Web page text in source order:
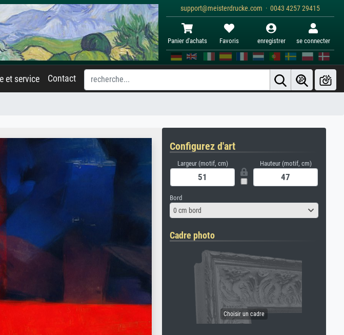
support@meisterdrucke.com · 0043 4257 29415
Panier d'achats Favoris enregistrer se connecter
et service Contact
Configurez d'art
Largeur (motif, cm) Hauteur (motif, cm)
Bord
0 cm bord
Cadre photo